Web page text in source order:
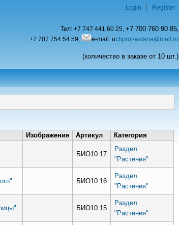
Тел: +7 747 441 60 25, +7 700 760 90 85,
+7 707 754 54 59,
e-mail: uchprof-astana@mail.ru
(количество в заказе от 10 шт.)
Login Register
Изображение Артикул
Категория
БИО10.17
Раздел
"Растения"
БИО10.16
Раздел
"Растения"
БИО10.15
Раздел
"Растения"